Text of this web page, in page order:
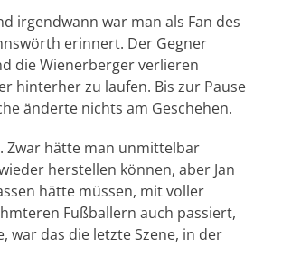
irgendwann war man als Fan des
erinnert. Der Gegner
die Wienerberger verlieren
hinterher zu laufen. Bis zur Pause
änderte nichts am Geschehen.
Zwar hätte man unmittelbar
herstellen können, aber Jan
hätte müssen, mit voller
Fußballern auch passiert,
das die letzte Szene, in der